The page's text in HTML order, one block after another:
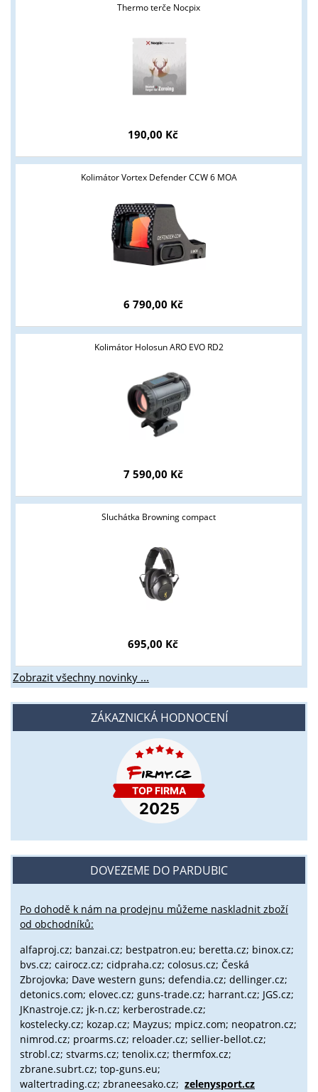
Thermo terče Nocpix
190,00 Kč
Kolimátor Vortex Defender CCW 6 MOA
6 790,00 Kč
Kolimátor Holosun ARO EVO RD2
7 590,00 Kč
Sluchátka Browning compact
695,00 Kč
Zobrazit všechny novinky ...
ZÁKAZNICKÁ HODNOCENÍ
DOVEZEME DO PARDUBIC
Po dohodě k nám na prodejnu můžeme naskladnit zboží
od obchodníků:
alfaproj.cz; banzai.cz; bestpatron.eu; beretta.cz; binox.cz;
bvs.cz; cairocz.cz; cidpraha.cz; colosus.cz; Česká
Zbrojovka; Dave western guns; defendia.cz; dellinger.cz;
detonics.com; elovec.cz; guns-trade.cz; harrant.cz; JGS.cz;
JKnastroje.cz; jk-n.cz; kerberostrade.cz;
kostelecky.cz; kozap.cz; Mayzus; mpicz.com; neopatron.cz;
nimrod.cz; proarms.cz; reloader.cz; sellier-bellot.cz;
strobl.cz; stvarms.cz; tenolix.cz; thermfox.cz;
zbrane.subrt.cz; top-guns.eu;
waltertrading.cz; zbraneesako.cz; zelenysport.cz
Tyto stránky jsou určeny pouze odborné veřejnosti od 18 let a
podnikatelům v oblasti zbraně a střelivo. Splňujete tyto
podmínky?